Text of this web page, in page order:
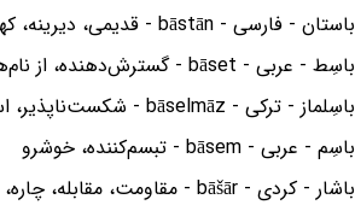
باستان - فارسی - bāstān - قدیمی، دیرینه، کهنه، گذشته
باسِط - عربی - bāset - گسترش‌دهنده، از نام‌های خداوند
باسِلماز - ترکی - bāselmāz - شکست‌ناپذیر، استوار
باسِم - عربی - bāsem - تبسم‌کننده، خوشرو
باشار - کردی - bāšār - مقاومت، مقابله، چاره، علاج، درمان